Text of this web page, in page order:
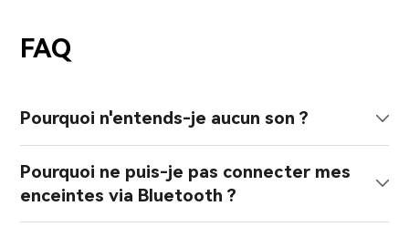
FAQ
Pourquoi n'entends-je aucun son ?
Pourquoi ne puis-je pas connecter mes
enceintes via Bluetooth ?